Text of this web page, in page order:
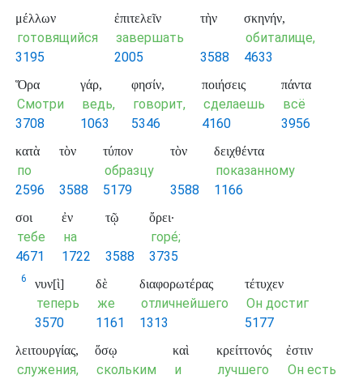
μέλλων
готовящийся
3195
ἐπιτελεῖν
завершать
2005
τὴν
3588
σκηνήν,
обиталище,
4633
Ὅρα
Смотри
3708
γάρ,
ведь,
1063
φησίν,
говорит,
5346
ποιήσεις
сделаешь
4160
πάντα
всё
3956
κατὰ
по
2596
τὸν
3588
τύπον
образцу
5179
τὸν
3588
δειχθέντα
показанному
1166
σοι
тебе
4671
ἐν
на
1722
τῷ
3588
ὄρει·
горе́;
3735
6 νυν[ὶ]
теперь
3570
δὲ
же
1161
διαφορωτέρας
отличнейшего
1313
τέτυχεν
Он достиг
5177
λειτουργίας,
служения,
ὅσῳ
скольким
καὶ
и
κρείττονός
лучшего
ἐστιν
Он есть